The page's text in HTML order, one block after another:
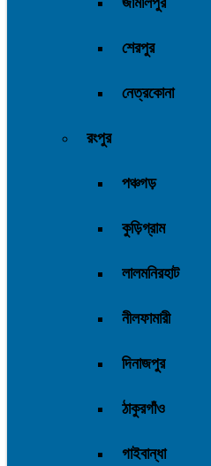
শেরপুর
নেত্রকোনা
রংপুর
পঞ্চগড়
কুড়িগ্রাম
লালমনিরহাট
নীলফামারী
দিনাজপুর
ঠাকুরগাঁও
গাইবান্ধা